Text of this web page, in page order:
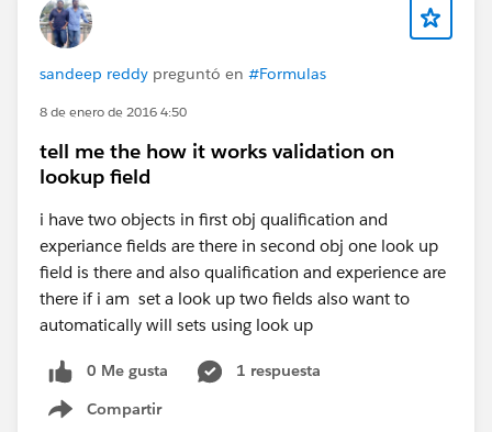
sandeep reddy preguntó en #Formulas
8 de enero de 2016 4:50
tell me the how it works validation on
lookup field
i have two objects in first obj qualification and
experiance fields are there in second obj one look up
field is there and also qualification and experience are
there if i am set a look up two fields also want to
automatically will sets using look up
0 Me gusta
1 respuesta
Compartir
Show menu